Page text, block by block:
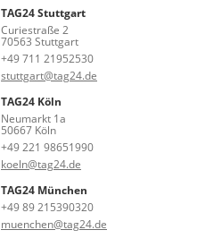
TAG24 Stuttgart
Curiestraße 2
70563 Stuttgart
+49 711 21952530
stuttgart@tag24.de
TAG24 Köln
Neumarkt 1a
50667 Köln
+49 221 98651990
koeln@tag24.de
TAG24 München
+49 89 215390320
muenchen@tag24.de